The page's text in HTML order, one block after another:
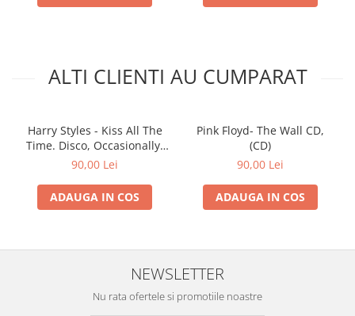
ALTI CLIENTI AU CUMPARAT
Harry Styles - Kiss All The
Time. Disco, Occasionally.
(CD)
90,00 Lei
ADAUGA IN COS
Pink Floyd- The Wall CD,
(CD)
90,00 Lei
ADAUGA IN COS
NEWSLETTER
Nu rata ofertele si promotiile noastre